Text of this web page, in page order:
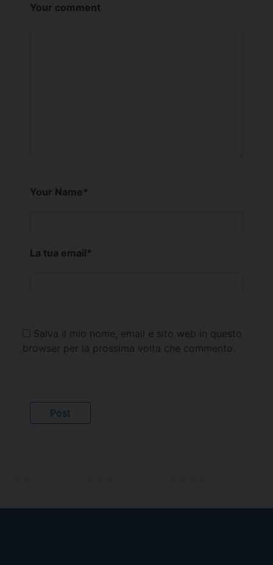
Your comment
Your Name*
La tua email*
Salva il mio nome, email e sito web in questo
browser per la prossima volta che commento.